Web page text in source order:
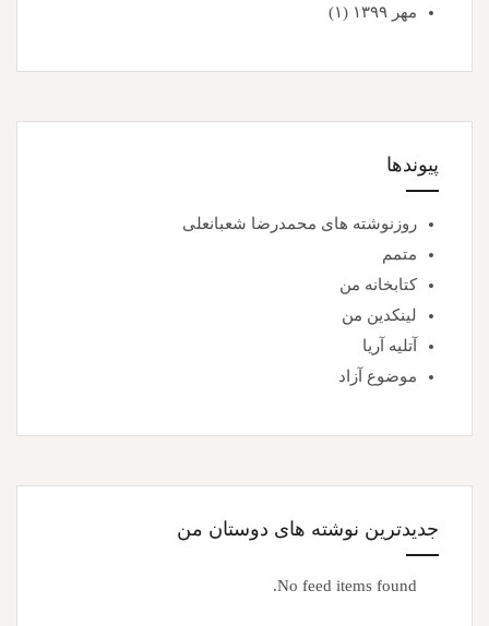
مهر ۱۳۹۹
(۱)
پیوندها
روزنوشته های محمدرضا شعبانعلی
متمم
کتابخانه من
لینکدین من
آتلیه آریا
موضوع آزاد
جدیدترین نوشته های دوستان من
No feed items found.